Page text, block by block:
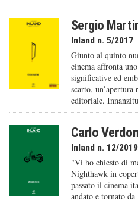
Sergio
Inland n. 5/2017
Giunto al quinto
cinema affronta
significative ed
scarto,
editoriale.
Carlo
Inland n. 12/2019
"Vi ho chiesto di
Nighthawk in
passato il cinema
andato e tornato